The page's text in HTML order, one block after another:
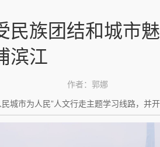
民族团结和城市
滨江
作者：郭娜
民城市为人民”人文行走主题学习线路，并